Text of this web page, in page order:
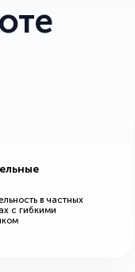
в частных
с гибкими